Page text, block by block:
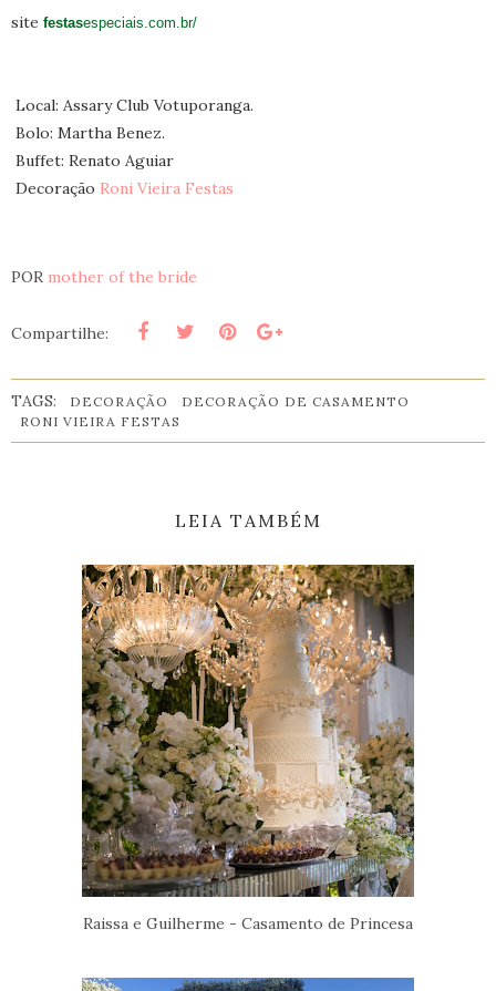
site festasespeciais.com.br/
Local: Assary Club Votuporanga.
Bolo: Martha Benez.
Buffet: Renato Aguiar
Decoração Roni Vieira Festas
POR mother of the bride
Compartilhe:
TAGS: DECORAÇÃO
DECORAÇÃO DE CASAMENTO
RONI VIEIRA FESTAS
LEIA TAMBÉM
Raissa e Guilherme - Casamento de Princesa